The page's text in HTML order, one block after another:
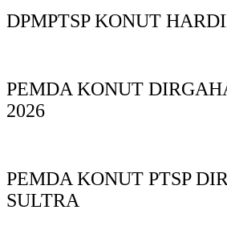
DPMPTSP KONUT
PEMDA KONUT
2026
PEMDA KONUT PTSP
SULTRA